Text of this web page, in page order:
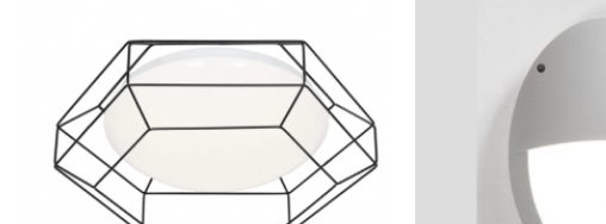
Dodaj u
omiljene